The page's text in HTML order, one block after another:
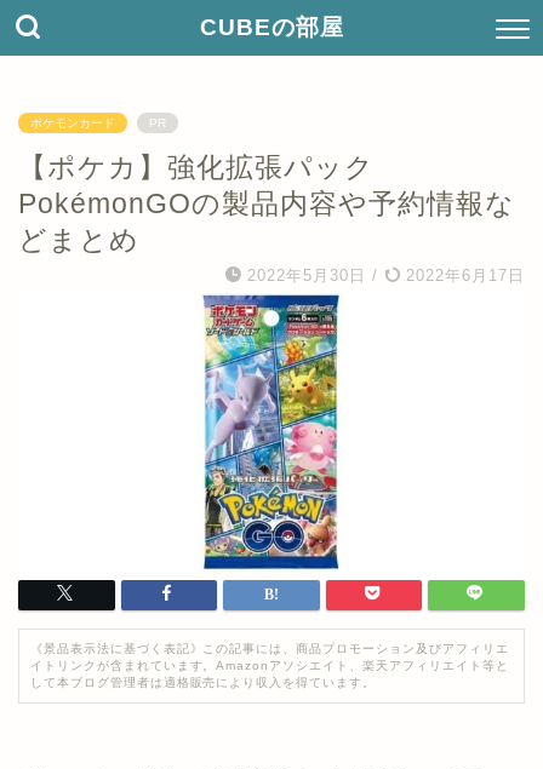
CUBEの部屋
ポケモンカード PR
【ポケカ】強化拡張パック
PokémonGOの製品内容や予約情報な
どまとめ
2022年5月30日 / 2022年6月17日
《景品表示法に基づく表記》この記事には、商品プロモーション及びアフィリエ
イトリンクが含まれています。Amazonアソシエイト、楽天アフィリエイト等と
して本ブログ管理者は適格販売により収入を得ています。